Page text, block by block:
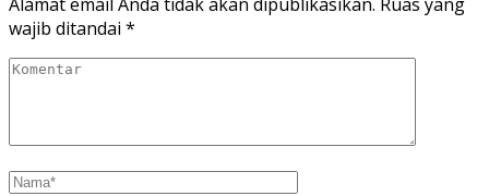
wajib ditandai *